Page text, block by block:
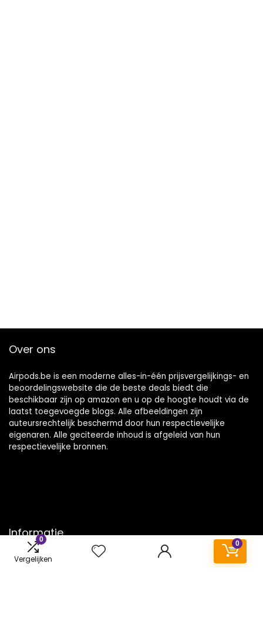
0
Vergelijken
0
Over ons
Airpods.be is een moderne alles-in-één prijsvergelijkings- en
beoordelingswebsite die de beste deals biedt die
beschikbaar zijn op amazon en u op de hoogte houdt via de
laatst toegevoegde blogs. Alle afbeeldingen zijn
auteursrechtelijk beschermd door hun respectievelijke
eigenaren. Alle geciteerde inhoud is afgeleid van hun
respectievelijke bronnen.
Informatie
Contact